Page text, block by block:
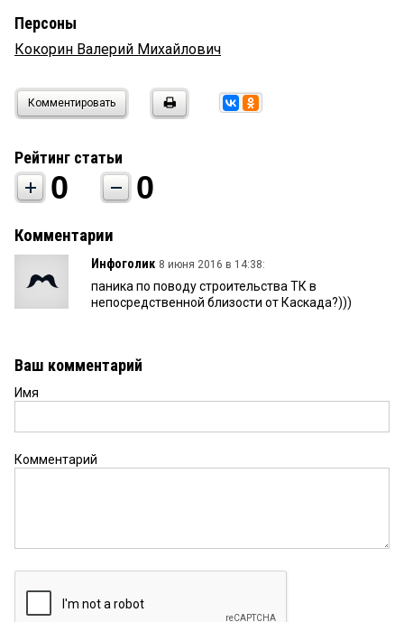
Персоны
Кокорин Валерий Михайлович
Комментировать
Рейтинг статьи
0 0
Комментарии
Инфоголик 8 июня 2016 в 14:38:
паника по поводу строительства ТК в
непосредственной близости от Каскада?)))
Ваш комментарий
Имя
Комментарий